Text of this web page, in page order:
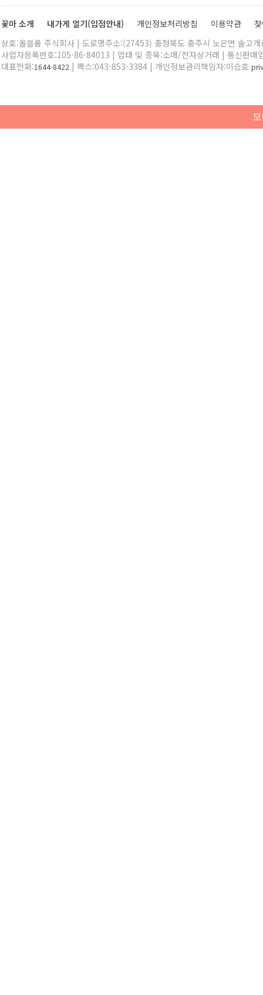
꽃마 소개 내가게 열기(입점안내) 개인정보처리방침 이용약관
상호:올블룸 주식회사 | 도로명주소:(27453) 충청북도 충주시 노은면 솔고
사업자등록번호:105-86-84013 | 업태 및 종목:소매/전자상거래 | 통신판매
대표전화:1644-8422 | 팩스:043-853-3384 | 개인정보관리책임자:이승호